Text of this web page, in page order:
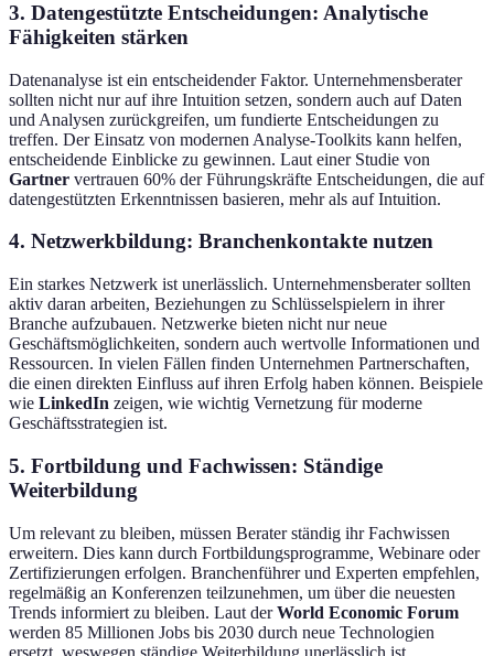
3. Datengestützte Entscheidungen: Analytische
Fähigkeiten stärken
Datenanalyse ist ein entscheidender Faktor. Unternehmensberater
sollten nicht nur auf ihre Intuition setzen, sondern auch auf Daten
und Analysen zurückgreifen, um fundierte Entscheidungen zu
treffen. Der Einsatz von modernen Analyse-Toolkits kann helfen,
entscheidende Einblicke zu gewinnen. Laut einer Studie von
Gartner vertrauen 60% der Führungskräfte Entscheidungen, die auf
datengestützten Erkenntnissen basieren, mehr als auf Intuition.
4. Netzwerkbildung: Branchenkontakte nutzen
Ein starkes Netzwerk ist unerlässlich. Unternehmensberater sollten
aktiv daran arbeiten, Beziehungen zu Schlüsselspielern in ihrer
Branche aufzubauen. Netzwerke bieten nicht nur neue
Geschäftsmöglichkeiten, sondern auch wertvolle Informationen und
Ressourcen. In vielen Fällen finden Unternehmen Partnerschaften,
die einen direkten Einfluss auf ihren Erfolg haben können. Beispiele
wie LinkedIn zeigen, wie wichtig Vernetzung für moderne
Geschäftsstrategien ist.
5. Fortbildung und Fachwissen: Ständige
Weiterbildung
Um relevant zu bleiben, müssen Berater ständig ihr Fachwissen
erweitern. Dies kann durch Fortbildungsprogramme, Webinare oder
Zertifizierungen erfolgen. Branchenführer und Experten empfehlen,
regelmäßig an Konferenzen teilzunehmen, um über die neuesten
Trends informiert zu bleiben. Laut derWorld Economic Forum
werden 85 Millionen Jobs bis 2030 durch neue Technologien
ersetzt, weswegen ständige Weiterbildung unerlässlich ist.